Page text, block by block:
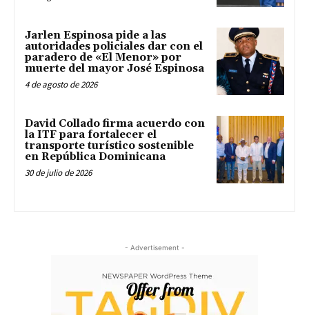
Jarlen Espinosa pide a las
autoridades policiales dar con el
paradero de «El Menor» por
muerte del mayor José Espinosa
4 de agosto de 2026
David Collado firma acuerdo con
la ITF para fortalecer el
transporte turístico sostenible
en República Dominicana
30 de julio de 2026
- Advertisement -